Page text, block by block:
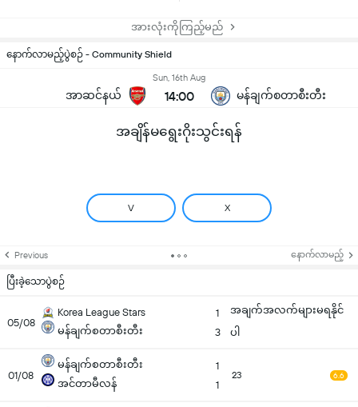
အားလုံးကိုကြည့်မည်
နောက်လာမည့်ပွဲစဉ် - Community Shield
အာဆင်နယ်
Sun, 16th Aug
14:00 မန်ချက်စတာစီးတီး
အချိန်မရွေးဂိုးသွင်းရန်
V X
Previous နောက်လာမည့်
ပြီးခဲ့သောပွဲစဉ်
05/08
Korea League Stars
မန်ချက်စတာစီးတီး
1
3
အချက်အလက်များမရနိုင်
ပါ
01/08
မန်ချက်စတာစီးတီး
အင်တာမီလန်
1
1
23 6.6